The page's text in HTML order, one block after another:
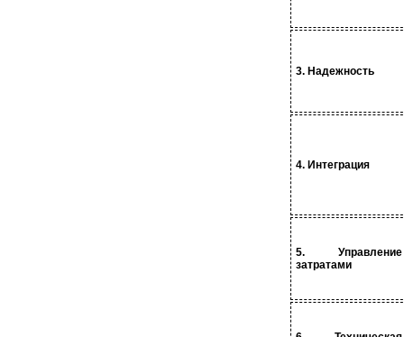
3. Надежность
4. Интеграция
5. Управление
затратами